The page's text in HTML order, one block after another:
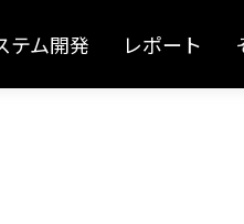
テム開発 レポート